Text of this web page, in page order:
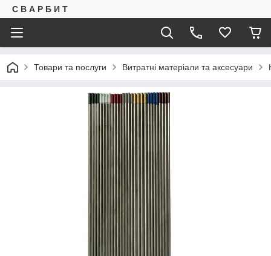
С В А Р Б И Т
Товари та послуги Витратні матеріали та аксесуари